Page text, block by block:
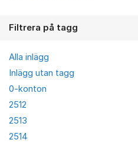
Filtrera på tagg
Alla inlägg
Inlägg utan tagg
0-konton
2512
2513
2514